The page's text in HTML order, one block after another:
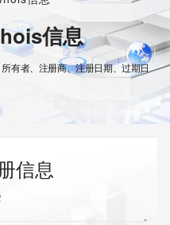
信息
有者、注册商、注册日期、过期日
信息